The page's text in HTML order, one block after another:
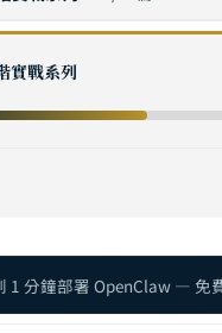
定完全指南：從
排解完全指南：Doctor 診
實戰系列
1 分鐘部署 OpenClaw — 免